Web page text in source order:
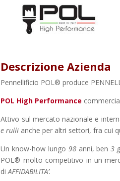
Descrizione Azienda
Pennellificio POL® produce
POL High Performance
Attivo sul mercato nazionale e
e rulli anche per altri settori, fra cui
Un know-how lungo 98anni, ben3
POL® molto competitivo in un
di AFFIDABILITA’.